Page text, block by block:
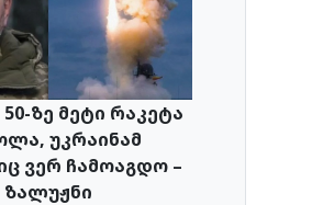
ზე მეტი რაკეტა
უკრაინამ
ვერ ჩამოაგდო –
ზალუჟნი